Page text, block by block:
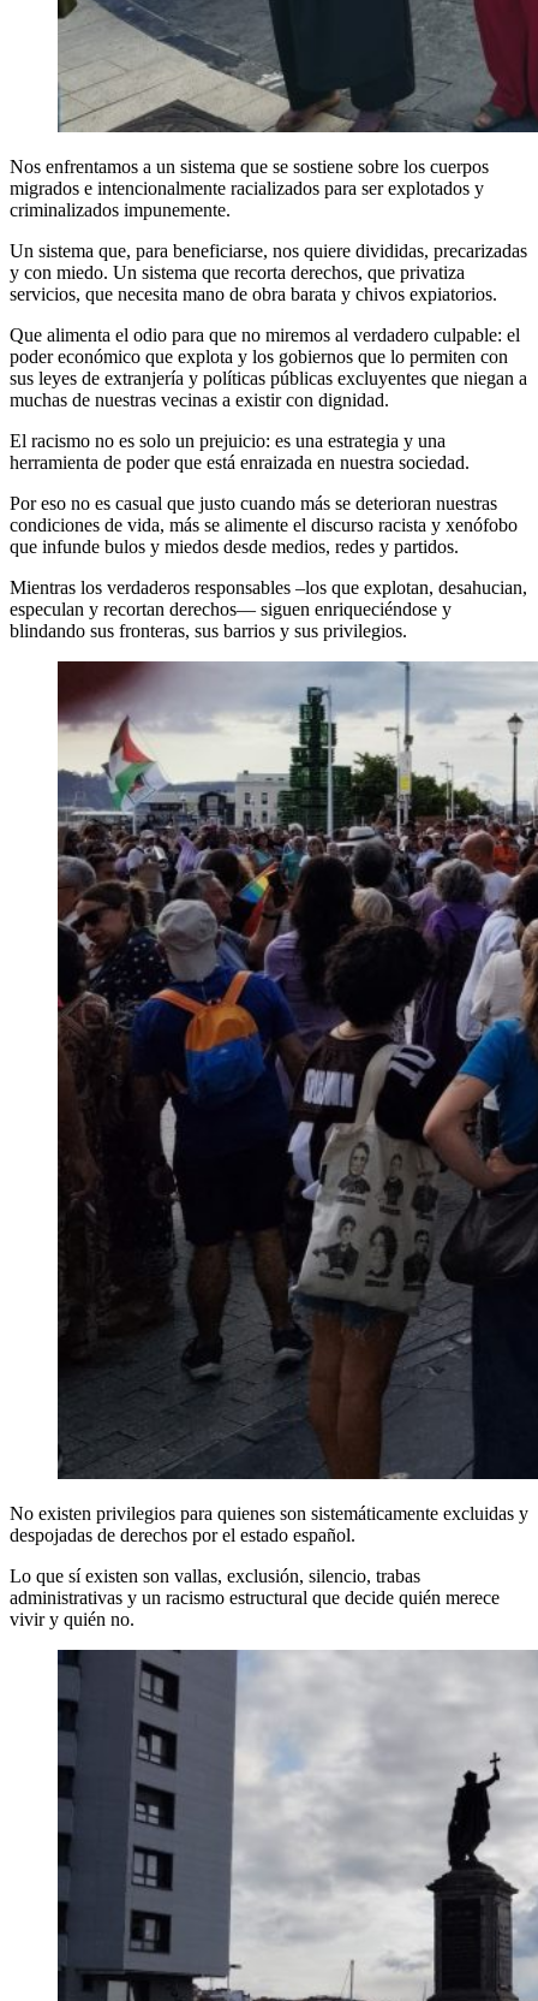
Nos enfrentamos a un sistema que se sostiene sobre los cuerpos
migrados e intencionalmente racializados para ser explotados y
criminalizados impunemente.
Un sistema que, para beneficiarse, nos quiere divididas, precarizadas
y con miedo. Un sistema que recorta derechos, que privatiza
servicios, que necesita mano de obra barata y chivos expiatorios.
Que alimenta el odio para que no miremos al verdadero culpable: el
poder económico que explota y los gobiernos que lo permiten con
sus leyes de extranjería y políticas públicas excluyentes que niegan a
muchas de nuestras vecinas a existir con dignidad.
El racismo no es solo un prejuicio: es una estrategia y una
herramienta de poder que está enraizada en nuestra sociedad.
Por eso no es casual que justo cuando más se deterioran nuestras
condiciones de vida, más se alimente el discurso racista y xenófobo
que infunde bulos y miedos desde medios, redes y partidos.
Mientras los verdaderos responsables –los que explotan, desahucian,
especulan y recortan derechos— siguen enriqueciéndose y
blindando sus fronteras, sus barrios y sus privilegios.
No existen privilegios para quienes son sistemáticamente excluidas y
despojadas de derechos por el estado español.
Lo que sí existen son vallas, exclusión, silencio, trabas
administrativas y un racismo estructural que decide quién merece
vivir y quién no.